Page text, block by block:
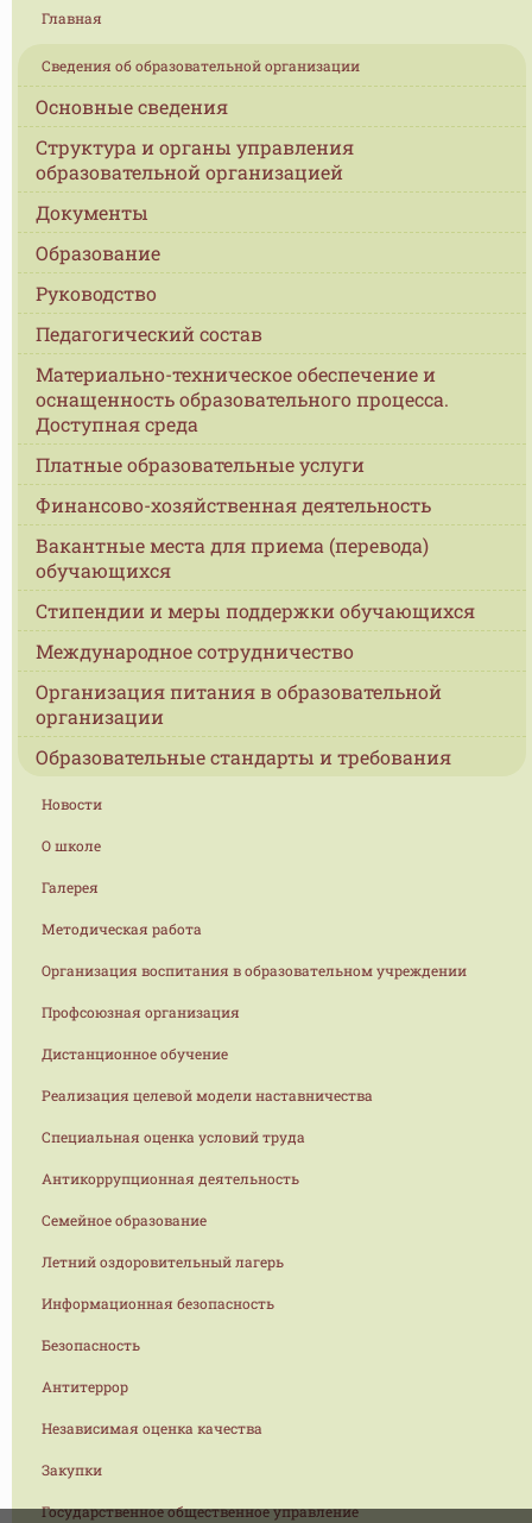
Главная
Сведения об образовательной организации
Основные сведения
Структура и органы управления
образовательной организацией
Документы
Образование
Руководство
Педагогический состав
Материально-техническое обеспечение и
оснащенность образовательного процесса.
Доступная среда
Платные образовательные услуги
Финансово-хозяйственная деятельность
Вакантные места для приема (перевода)
обучающихся
Стипендии и меры поддержки обучающихся
Международное сотрудничество
Организация питания в образовательной
организации
Образовательные стандарты и требования
Новости
О школе
Галерея
Методическая работа
Организация воспитания в образовательном учреждении
Профсоюзная организация
Дистанционное обучение
Реализация целевой модели наставничества
Специальная оценка условий труда
Антикоррупционная деятельность
Семейное образование
Летний оздоровительный лагерь
Информационная безопасность
Безопасность
Антитеррор
Независимая оценка качества
Закупки
Государственное общественное управление